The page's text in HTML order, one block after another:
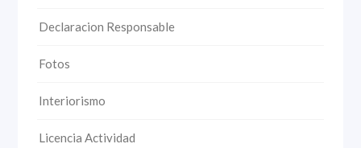
Declaracion Responsable
Fotos
Interiorismo
Licencia Actividad